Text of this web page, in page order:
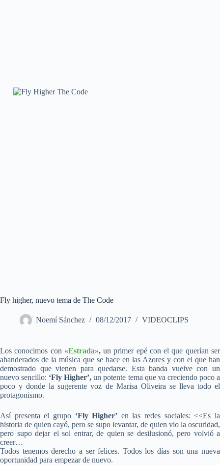
Fly higher, nuevo tema de The Code
Noemí Sánchez 08/12/2017 VIDEOCLIPS
Los conocimos con «Estrada»,un primer epé con el que querían ser
abanderados de la música que se hace en las Azores y con el que han
demostrado que vienen para quedarse. Esta banda vuelve con un
nuevo sencillo: ‘Fly Higher’, un potente tema que va creciendo poco a
poco y donde la sugerente voz de Marisa Oliveira se lleva todo el
protagonismo.
Así presenta el grupo ‘Fly Higher’ en las redes sociales: <<Es la
historia de quien cayó, pero se supo levantar, de quien vio la oscuridad,
pero supo dejar el sol entrar, de quien se desilusionó, pero volvió a
creer…
Todos tenemos derecho a ser felices. Todos los días son una nueva
oportunidad para empezar de nuevo.